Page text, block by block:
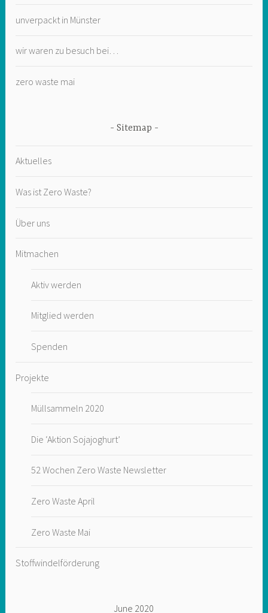
unverpackt in Münster
wir waren zu besuch bei…
zero waste mai
Sitemap
Aktuelles
Was ist Zero Waste?
Über uns
Mitmachen
Aktiv werden
Mitglied werden
Spenden
Projekte
Müllsammeln 2020
Die ‘Aktion Sojajoghurt’
52 Wochen Zero Waste Newsletter
Zero Waste April
Zero Waste Mai
Stoffwindelförderung
June 2020